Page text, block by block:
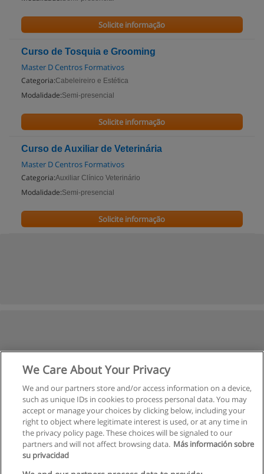
Solicite informação
Curso de Tosquia e Grooming
Master D Centros Formativos
Categoria:Cabeleireiro e Estética
Modalidade:Semi-presencial
Solicite informação
Curso de Auxiliar de Veterinária
Master D Centros Formativos
Categoria:Auxiliar Clínico Veterinário
Modalidade:Semi-presencial
Solicite informação
We Care About Your Privacy
We and our partners store and/or access information on a device,
such as unique IDs in cookies to process personal data. You may
accept or manage your choices by clicking below, including your
right to object where legitimate interest is used, or at any time in
the privacy policy page. These choices will be signaled to our
partners and will not affect browsing data. Más información sobre
su privacidad